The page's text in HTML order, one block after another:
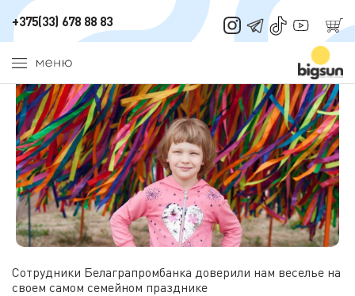
+375(33) 678 88 83
Главная / Портфолио День Рождения Новой Боровой, 2024
Сотрудники Белаграпромбанка доверили нам веселье на
своем самом семейном празднике